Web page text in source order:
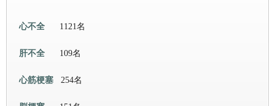
心不全 1121名
肝不全 109名
心筋梗塞 254名